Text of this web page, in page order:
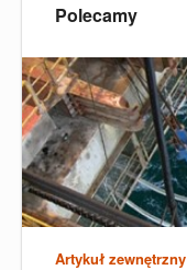
Polecamy
Artykuł zewnętrzny